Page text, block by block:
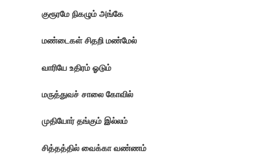
குரூரமே நிகழும் அங்கே
மண்டைகள் சிதறி மண்மேல்
வாரியே உதிரம் ஓடும்
மருத்துவச் சாலை கோவில்
முதியோர் தங்கும் இல்லம்
சித்தத்தில் வைக்கா வண்ணம்